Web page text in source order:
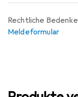
Rechtliche
Meldeformular